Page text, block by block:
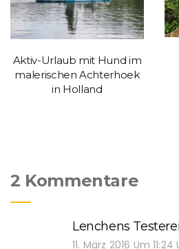
Aktiv-Urlaub mit Hund im
malerischen Achterhoek
in Holland
2 Kommentare
Lenchens
11. März 2016 Um 11:24